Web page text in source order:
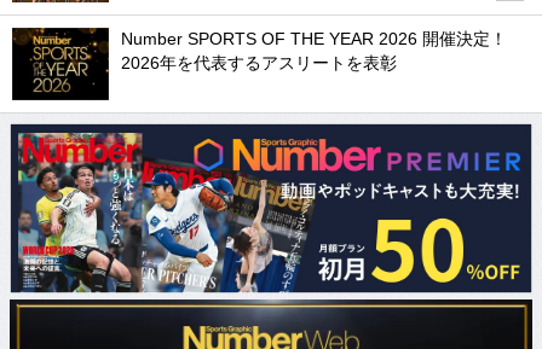
Number SPORTS OF THE YEAR 2026 開催決定！
2026年を代表するアスリートを表彰